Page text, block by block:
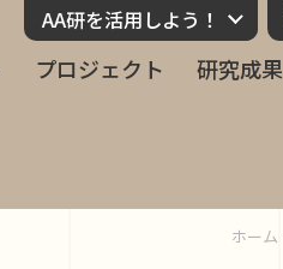
プロジェクト 研究成果
AA研を活用しよう！
ホーム